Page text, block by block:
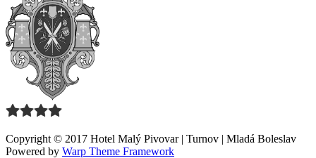
Copyright © 2017 Hotel Malý Pivovar | Turnov | Mladá Boleslav
Powered by Warp Theme Framework